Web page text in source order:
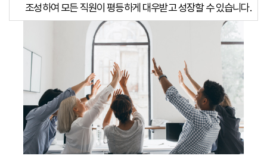
조성하여 모든 직원이 평등하게 대우받고 성장할 수 있습니다.